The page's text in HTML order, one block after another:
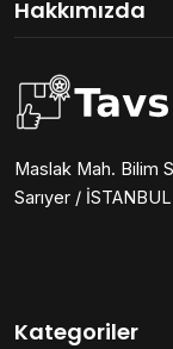
Hakkımızda
Maslak Mah. Bilim
Sarıyer / İSTANBUL
Kategoriler